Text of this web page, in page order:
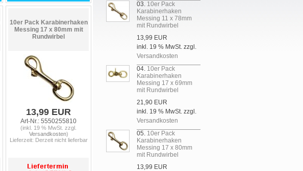
10er Pack Karabinerhaken
Messing 17 x 80mm mit
Rundwirbel
13,99 EUR
Art-Nr.: 5550255810
(inkl. 19 % MwSt. zzgl.
Versandkosten)
Lieferzeit: Derzeit nicht lieferbar
03. 10er Pack
Karabinerhaken
Messing 11 x 78mm
mit Rundwirbel
13,99 EUR
inkl. 19 % MwSt. zzgl.
Versandkosten
04. 10er Pack
Karabinerhaken
Messing 17 x 69mm
mit Rundwirbel
21,90 EUR
inkl. 19 % MwSt. zzgl.
Versandkosten
05. 10er Pack
Karabinerhaken
Messing 17 x 80mm
mit Rundwirbel
13,99 EUR